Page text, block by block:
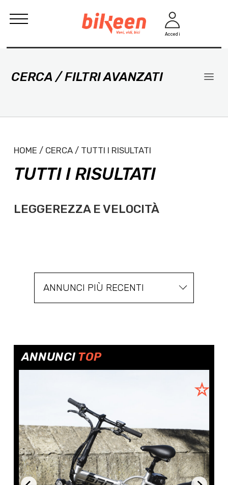
Accedi
CERCA / FILTRI AVANZATI
HOME / CERCA / TUTTI I RISULTATI
TUTTI I RISULTATI
LEGGEREZZA E VELOCITÀ
ANNUNCI PIÙ RECENTI
ANNUNCI TOP